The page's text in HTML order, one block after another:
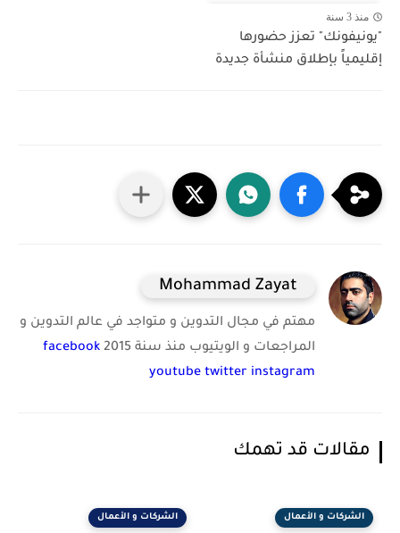
منذ 3 سنة
"يونيفونك" تعزز حضورها
إقليمياً بإطلاق منشأة جديدة
Mohammad Zayat
مهتم في مجال التدوين و متواجد في عالم التدوين و
المراجعات و الويتيوب منذ سنة 2015
facebook
youtube twitter instagram
مقالات قد تهمك
الشركات و الأعمال الشركات و الأعمال